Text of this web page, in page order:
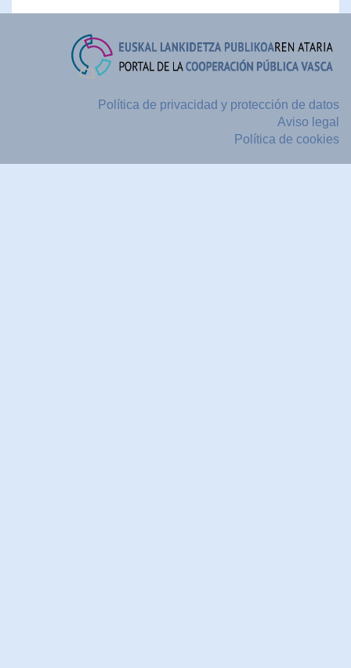
Política de privacidad y protección de datos
Aviso legal
Política de cookies